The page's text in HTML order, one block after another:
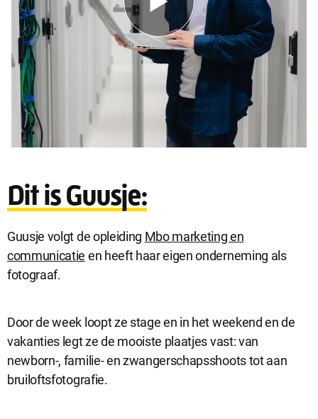
Dit is Guusje:
Guusje volgt de opleiding Mbo marketing en
communicatie en heeft haar eigen onderneming als
fotograaf.
Door de week loopt ze stage en in het weekend en de
vakanties legt ze de mooiste plaatjes vast: van
newborn-, familie- en zwangerschapsshoots tot aan
bruiloftsfotografie.